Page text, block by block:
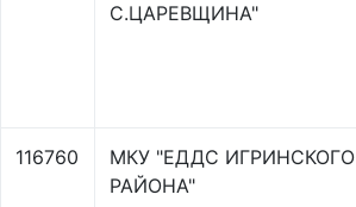
С.ЦАРЕВЩИНА"
116760
МКУ "ЕДДС ИГРИНСКОГО
РАЙОНА"